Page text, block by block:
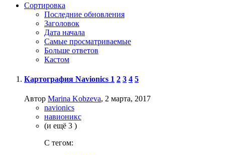
Сортировка
Последние обновления
Заголовок
Дата начала
Самые просматриваемые
Больше ответов
Кастом
Картография Navionics 1 2 3 4 5
Автор Marina Kobzeva, 2 марта, 2017
navionics
навионикс
(и ещё 3 )
C тегом: